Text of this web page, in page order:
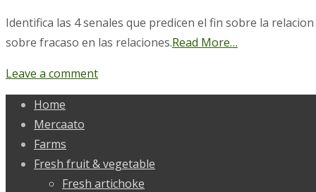
Identifica las 4 senales que predicen el fin sobre la
sobre fracaso en las relaciones.Read More…
Leave a comment
Home
Mercaato
Farms
Fresh fruit & vegetable
Fresh artichoke